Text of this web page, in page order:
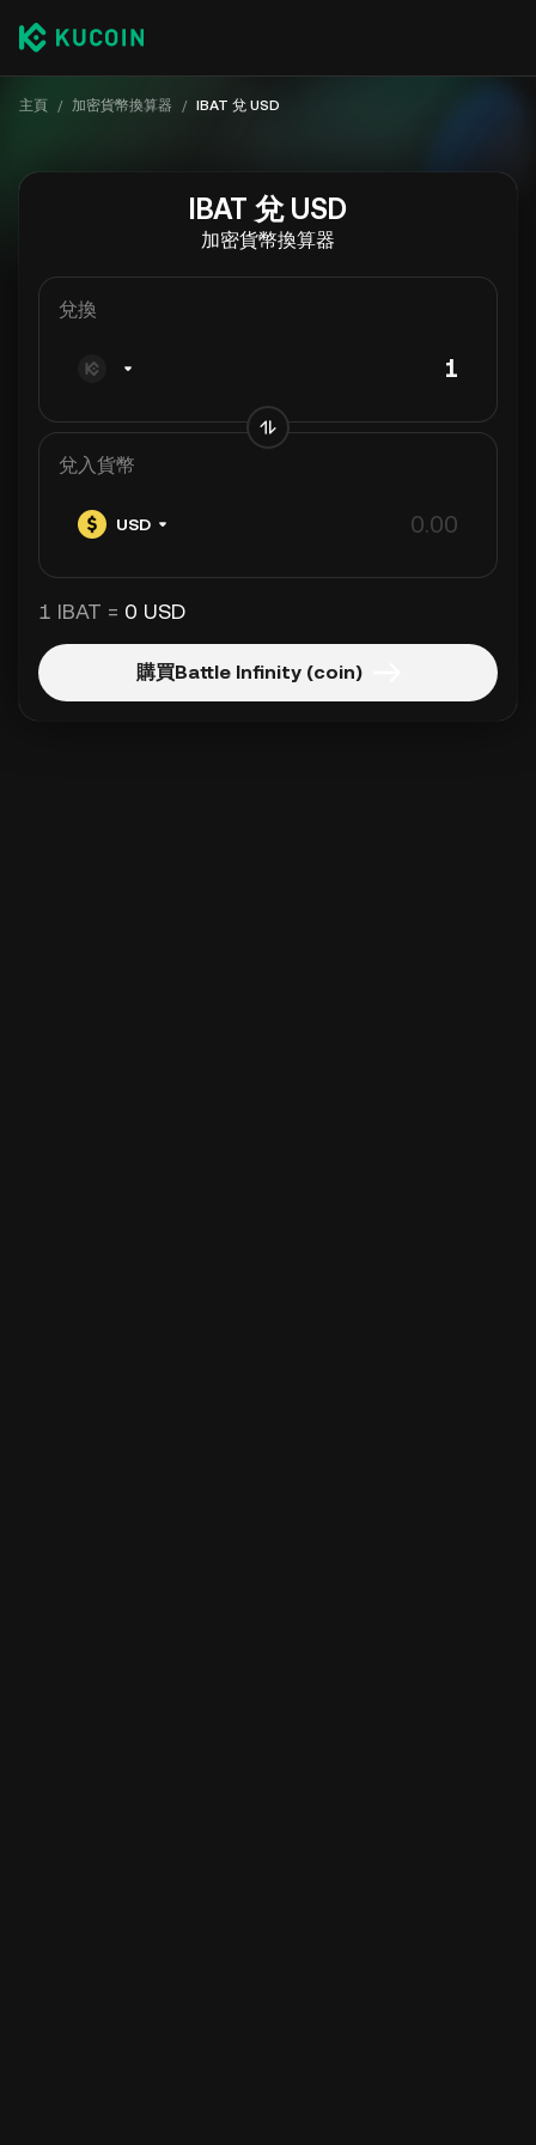
主頁 / 加密貨幣換算器 / IBAT 兌 USD
IBAT 兌 USD
加密貨幣換算器
兌換
兌入貨幣
USD
1 IBAT = 0 USD
購買Battle Infinity (coin)